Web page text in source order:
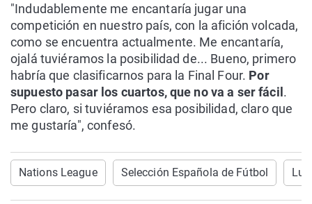
"Indudablemente me encantaría jugar una
competición en nuestro país, con la afición volcada,
como se encuentra actualmente. Me encantaría,
ojalá tuviéramos la posibilidad de... Bueno, primero
habría que clasificarnos para la Final Four. Por
supuesto pasar los cuartos, que no va a ser fácil .
Pero claro, si tuviéramos esa posibilidad, claro que
me gustaría", confesó.
Nations League Selección Española de Fútbol